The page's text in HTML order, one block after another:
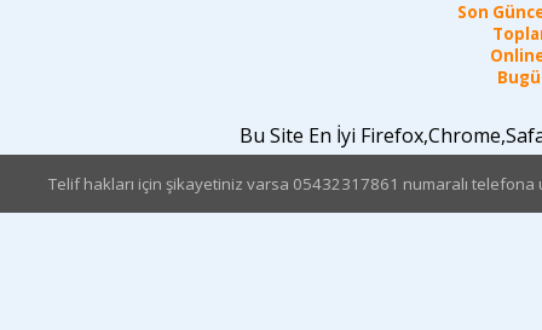
Son
Bu Site En İyi
Telif hakları için şikayetiniz varsa 05432317861 numaralı telefona